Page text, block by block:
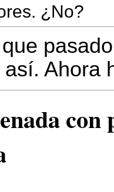
¿No?
Ahora